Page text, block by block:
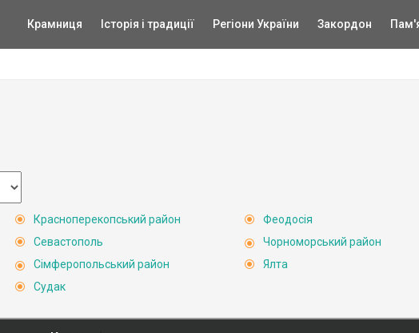
Крамниця Історія і традиції Регіони України Закордон
Красноперекопський район
Севастополь
Сімферопольський район
Судак
Феодосія
Чорноморський район
Ялта